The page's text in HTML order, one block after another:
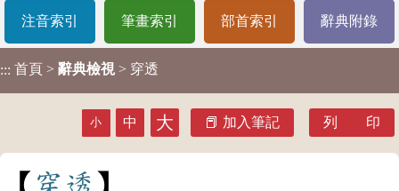
注音索引 筆畫索引 部首索引 辭典附錄
::: 首頁 > 辭典檢視 > 穿透
小 中 大 加入筆記 列 印